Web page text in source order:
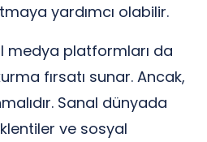
yardımcı olabilir.
medya platformları da
fırsatı sunar. Ancak,
Sanal dünyada
ve sosyal